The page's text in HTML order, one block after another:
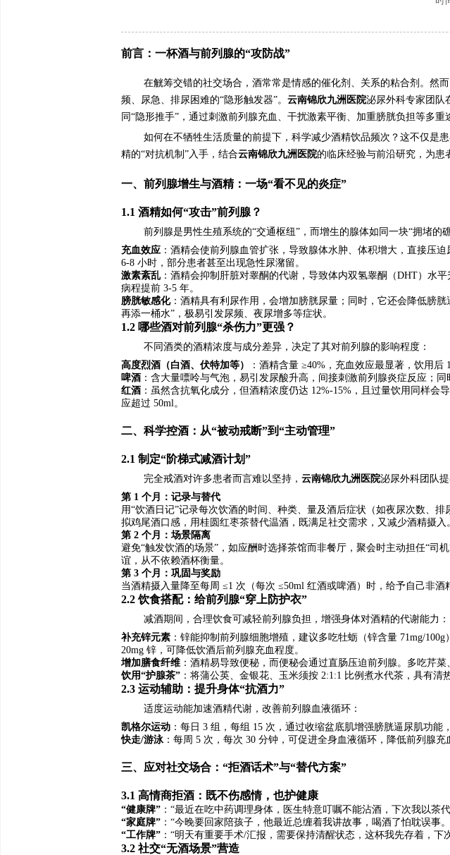
前言：一杯酒与前列腺的“攻防战”
在觥筹交错的社交场合，酒常常是情感的催化剂、关系的粘合剂。然
频、尿急、排尿困难的“隐形触发器”。 云南锦欣九洲医院泌尿外科专家团队
同“隐形推手”，通过刺激前列腺充血、干扰激素平衡、加重膀胱负担等多重
如何在不牺牲生活质量的前提下，科学减少酒精饮品频次？这不仅是
精的“对抗机制”入手，结合云南锦欣九洲医院的临床经验与前沿研究，为患
一、前列腺增生与酒精：一场“看不见的炎症”
1.1 酒精如何“攻击”前列腺？
前列腺是男性生殖系统的“交通枢纽”，而增生的腺体如同一块“拥堵的
充血效应 ：酒精会使前列腺血管扩张，导致腺体水肿、体积增大，直接压
6-8 小时，部分患者甚至出现急性尿潴留。
激素紊乱 ：酒精会抑制肝脏对睾酮的代谢，导致体内双氢睾酮（DHT）
病程提前 3-5 年。
膀胱敏感化：酒精具有利尿作用，会增加膀胱尿量；同时，它还会降低膀
再添一桶水”，极易引发尿频、夜尿增多等症状。
1.2 哪些酒对前列腺“杀伤力”更强？
不同酒类的酒精浓度与成分差异，决定了其对前列腺的影响程度：
高度烈酒（白酒、伏特加等）
：酒精含量 ≥40%，充血效应最显著，饮用后
啤酒 ：含大量嘌呤与气泡，易引发尿酸升高，间接刺激前列腺炎症反应；同
红酒 ：虽然含抗氧化成分，但酒精浓度仍达 12%-15%，且过量饮用同样会导
应超过 50ml。
二、科学控酒：从“被动戒断”到“主动管理”
2.1 制定“阶梯式减酒计划”
完全戒酒对许多患者而言难以坚持， 云南锦欣九洲医院泌尿外科团队
第 1 个月：记录与替代
用“饮酒日记”记录每次饮酒的时间、种类、量及酒后症状（如夜尿次数、
拟鸡尾酒口感，用桂圆红枣茶替代温酒，既满足社交需求，又减少酒精摄入
第 2 个月：场景隔离
避免“触发饮酒的场景”，如应酬时选择茶馆而非餐厅，聚会时主动担任“
谊，从不依赖酒杯衡量。
第 3 个月：巩固与奖励
当酒精摄入量降至每周 ≤1 次（每次 ≤50ml 红酒或啤酒）时，给予自己非
2.2 饮食搭配：给前列腺“穿上防护衣”
减酒期间，合理饮食可减轻前列腺负担，增强身体对酒精的代谢能力：
补充锌元素 ：锌能抑制前列腺细胞增殖，建议多吃牡蛎（锌含量 71mg/100g
20mg 锌，可降低饮酒后前列腺充血程度。
增加膳食纤维 ：酒精易导致便秘，而便秘会通过直肠压迫前列腺。多吃芹
饮用“护腺茶” ：将蒲公英、金银花、玉米须按 2:1:1 比例煮水代茶，具有
2.3 运动辅助：提升身体“抗酒力”
适度运动能加速酒精代谢，改善前列腺血液循环：
凯格尔运动 ：每日 3 组，每组 15 次，通过收缩盆底肌增强膀胱逼尿肌功能
快走/游泳 ：每周 5 次，每次 30 分钟，可促进全身血液循环，降低前列腺
三、应对社交场合：“拒酒话术”与“替代方案”
3.1 高情商拒酒：既不伤感情，也护健康
“健康牌” ：“最近在吃中药调理身体，医生特意叮嘱不能沾酒，下次我以茶
“家庭牌” ：“今晚要回家陪孩子，他最近总缠着我讲故事，喝酒了怕耽误事
“工作牌” ：“明天有重要手术/汇报，需要保持清醒状态，这杯我先存着，下
3.2 社交“无酒场景”营造